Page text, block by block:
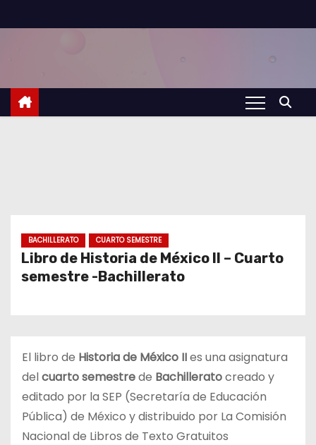
a
r
BACHILLERATO CUARTO SEMESTRE
Libro de Historia de México II – Cuarto
semestre -Bachillerato
El libro de Historia de México IIes una asignatura
delcuarto semestrede Bachilleratocreado y
editado por la SEP (Secretaría de Educación
Pública) de México y distribuido por La Comisión
Nacional de Libros de Texto Gratuitos